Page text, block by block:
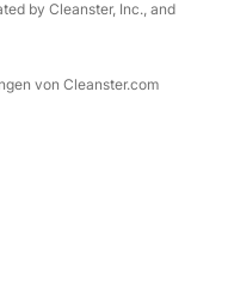
by Cleanster, Inc., and
von Cleanster.com